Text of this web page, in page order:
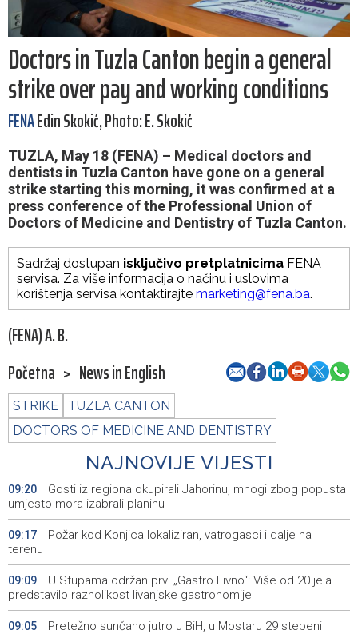
Doctors in Tuzla Canton begin a general
strike over pay and working conditions
FENAEdin Skokić, Photo: E. Skokić
TUZLA, May 18 (FENA) – Medical doctors and
dentists in Tuzla Canton have gone on a general
strike starting this morning, it was confirmed at a
press conference of the Professional Union of
Doctors of Medicine and Dentistry of Tuzla Canton.
Sadržaj dostupan isključivo pretplatnicima FENA
servisa. Za više informacija o načinu i uslovima
korištenja servisa kontaktirajte marketing@fena.ba.
(FENA) A. B.
Početna > News in English
STRIKE
TUZLA CANTON
DOCTORS OF MEDICINE AND DENTISTRY
NAJNOVIJE VIJESTI
09:20
Gosti iz regiona okupirali Jahorinu, mnogi zbog popusta
umjesto mora izabrali planinu
09:17
Požar kod Konjica lokaliziran, vatrogasci i dalje na
terenu
09:09
U Stupama održan prvi „Gastro Livno“: Više od 20 jela
predstavilo raznolikost livanjske gastronomije
09:05 Pretežno sunčano jutro u BiH, u Mostaru 29 stepeni